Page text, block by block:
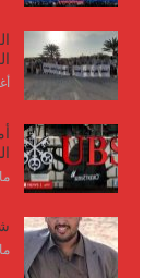
مايو
مايو